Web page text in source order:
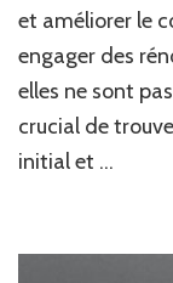
et améliorer le
engager des
elles ne sont
crucial de
initial et …